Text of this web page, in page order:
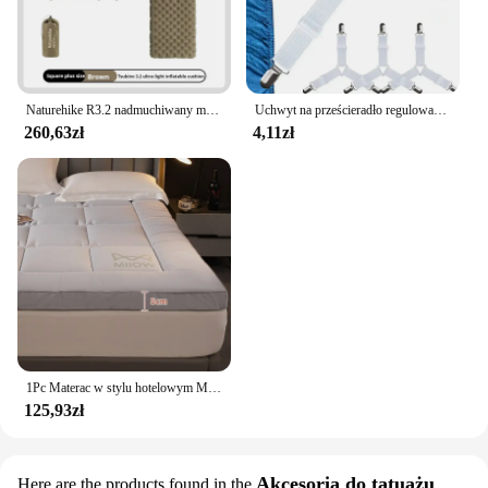
Naturehike R3.2 nadmuchiwany materac Camping karimata Ultralekka poduszka powietrzna do pieszych wędrówek na świeżym powietrzu Trekking ciepła podróż przenośna
260,63zł
Uchwyt na prześcieradło regulowane elastyczne 12 klipsów uchwyt stały zapięcia na materac koce do przykrycia chwytaków mocujących pasek antypoślizgowy
4,11zł
1Pc Materac w stylu hotelowym Miękka poduszka Domowa sypialnia Mata Tatami Materac Zagęszczony karimata Pojedyncze podwójne łóżko Materac Vrzone
125,93zł